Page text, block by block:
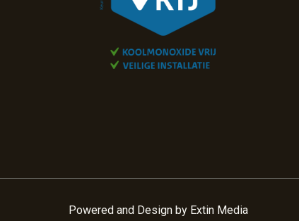
Powered and Design by Extin Media